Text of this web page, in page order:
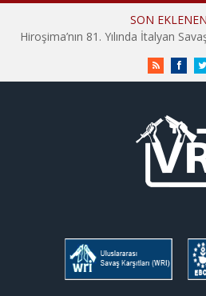
SON
RSS